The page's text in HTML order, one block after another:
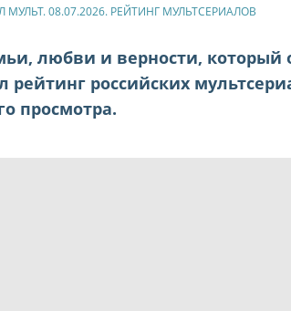
МУЛЬТ. 08.07.2026. РЕЙТИНГ МУЛЬТСЕРИАЛОВ
любви и верности, который
рейтинг российских
просмотра.